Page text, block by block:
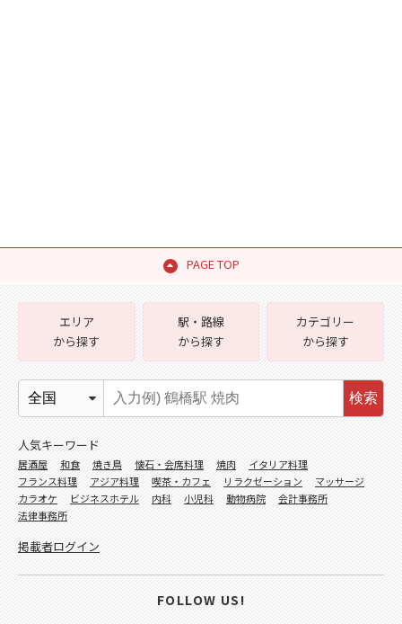
PAGE TOP
エリア
から探す
駅・路線
から探す
カテゴリー
から探す
検索
人気キーワード
居酒屋 和食 焼き鳥 懐石・会席料理 焼肉
イタリア料理
フランス料理
アジア料理 喫茶・カフェ リラクゼーション
マッサージ
カラオケ
ビジネスホテル 内科 小児科 動物病院
会計事務所
法律事務所
掲載者ログイン
FOLLOW US!